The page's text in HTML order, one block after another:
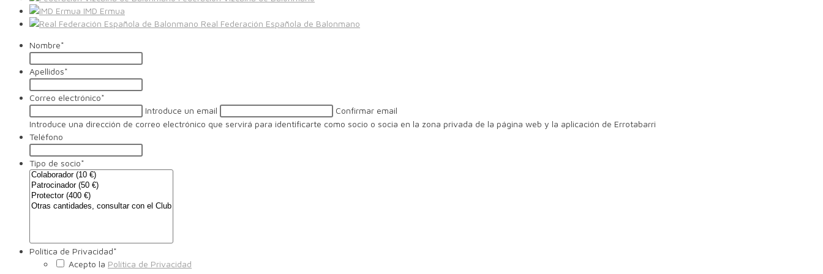
IMD Ermua
Real Federación Española de Balonmano
Nombre*
Apellidos*
Correo electrónico*
Introduce un email
Confirmar email
Introduce una dirección de correo electrónico que servirá para identificarte como socio o socia en la zona privada de la página web y la aplicación de Errotabarri
Teléfono
Tipo de socio*
Política de Privacidad*
Acepto la Política de Privacidad